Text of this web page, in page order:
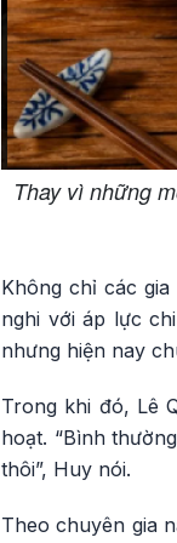
Thay vì những
Không chỉ các
nghi với áp lực
nhưng hiện nay
Trong khi đó, Lê
hoạt. “Bình
thôi”, Huy nói.
Theo chuyên gia